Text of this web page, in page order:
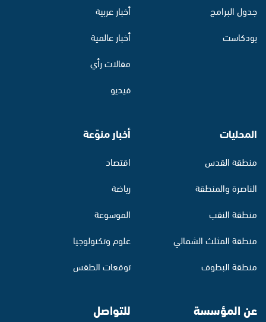
جدول البرامج
بودكاست
أخبار عربية
أخبار عالمية
مقالات رأي
فيديو
المحليات
منطقة القدس
الناصرة والمنطقة
منطقة النقب
منطقة المثلث الشمالي
منطقة البطوف
أخبار منوّعة
اقتصاد
رياضة
الموسوعة
علوم وتكنولوجيا
توقعات الطقس
عن المؤسسة للتواصل